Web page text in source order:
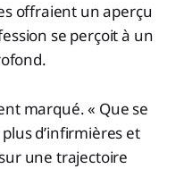
offraient un aperçu
se perçoit à un
marqué. « Que se
plus d’infirmières et
une trajectoire